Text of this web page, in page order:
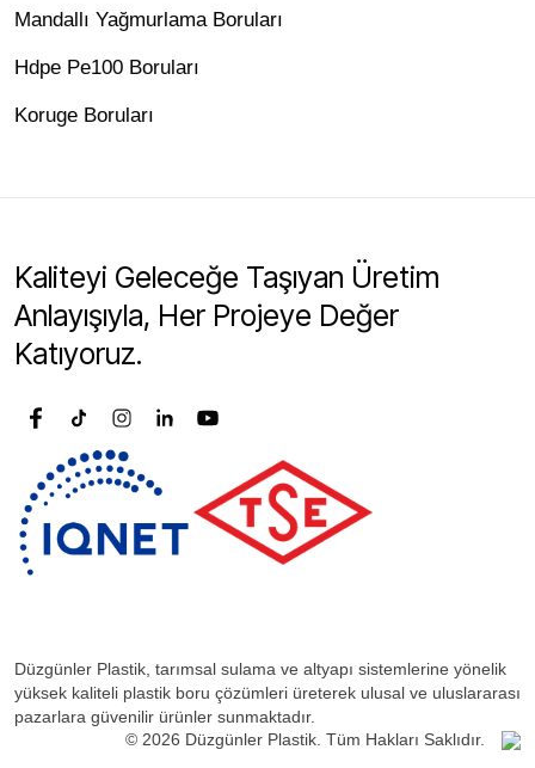
Mandallı Yağmurlama Boruları
Hdpe Pe100 Boruları
Koruge Boruları
Kaliteyi Geleceğe Taşıyan Üretim
Anlayışıyla, Her Projeye Değer
Katıyoruz.
Düzgünler Plastik, tarımsal sulama ve altyapı sistemlerine yönelik
yüksek kaliteli plastik boru çözümleri üreterek ulusal ve uluslararası
pazarlara güvenilir ürünler sunmaktadır.
© 2026 Düzgünler Plastik. Tüm Hakları Saklıdır.